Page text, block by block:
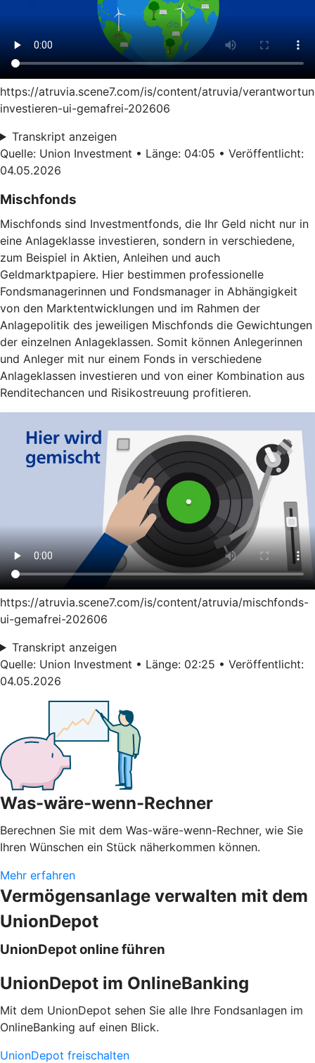
https://atruvia.scene7.com/is/content/atruvia/
investieren-ui-gemafrei-202606
Transkript anzeigen
Quelle: Union Investment • Länge: 04:05 • Veröffentlicht:
04.05.2026
Mischfonds
Mischfonds sind Investmentfonds, die Ihr Geld nicht nur in
eine Anlageklasse investieren, sondern in verschiedene,
zum Beispiel in Aktien, Anleihen und auch
Geldmarktpapiere. Hier bestimmen professionelle
Fondsmanagerinnen und Fondsmanager in Abhängigkeit
von den Marktentwicklungen und im Rahmen der
Anlagepolitik des jeweiligen Mischfonds die Gewichtungen
der einzelnen Anlageklassen. Somit können Anlegerinnen
und Anleger mit nur einem Fonds in verschiedene
Anlageklassen investieren und von einer Kombination aus
Renditechancen und Risikostreuung profitieren.
https://atruvia.scene7.com/is/content/atruvia/mischfonds-
ui-gemafrei-202606
Transkript anzeigen
Quelle: Union Investment • Länge: 02:25 • Veröffentlicht:
04.05.2026
Was-wäre-wenn-Rechner
Berechnen Sie mit dem Was-wäre-wenn-Rechner, wie Sie
Ihren Wünschen ein Stück näherkommen können.
Mehr erfahren
Vermögensanlage verwalten mit dem
UnionDepot
UnionDepot online führen
UnionDepot im OnlineBanking
Mit dem UnionDepot sehen Sie alle Ihre Fondsanlagen im
OnlineBanking auf einen Blick.
UnionDepot freischalten